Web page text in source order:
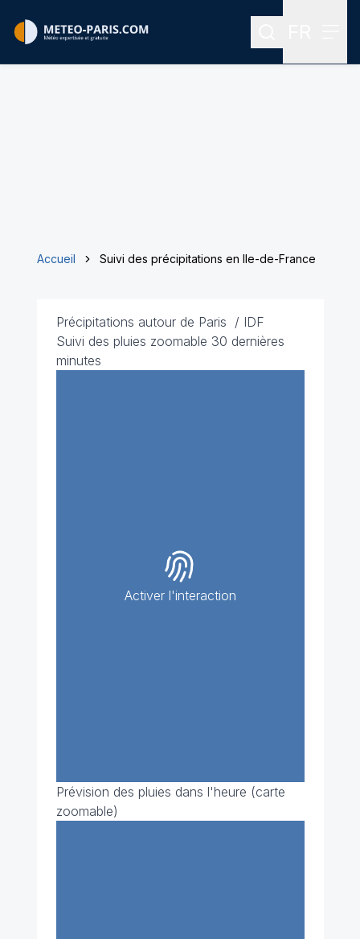
Rechercher
Accueil Suivi des précipitations en Ile-de-France
Précipitations autour de Paris / IDF
Suivi des pluies zoomable 30 dernières
minutes
Activer l'interaction
Prévision des pluies dans l'heure (carte
zoomable)